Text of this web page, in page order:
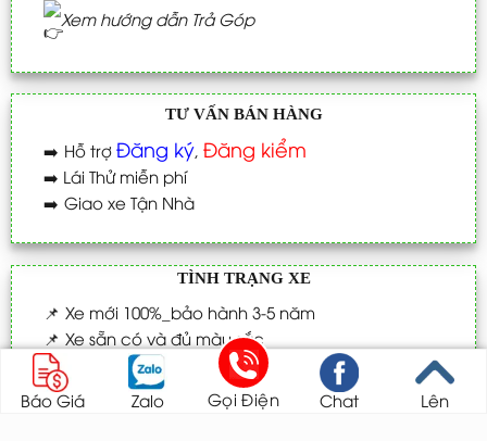
Báo Giá Zalo Gọi Điện Chat Lên
Xem hướng dẫn Trả Góp
TƯ VẤN BÁN HÀNG
➡️ Hỗ trợ Đăng ký, Đăng kiểm
➡️ Lái Thử miễn phí
➡️ Giao xe Tận Nhà
TÌNH TRẠNG XE
📌 Xe mới 100%_bảo hành 3-5 năm
📌 Xe sẵn có và đủ màu sắc
📌
Kiểm tra theo tiêu chuẩn trước khi giao .